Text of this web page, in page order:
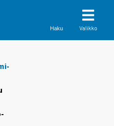
Haku Valikko